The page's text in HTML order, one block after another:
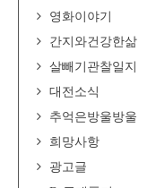
영화이야기
간지와건강한삶
살빼기관찰일지
대전소식
추억은방울방울
희망사항
광고글